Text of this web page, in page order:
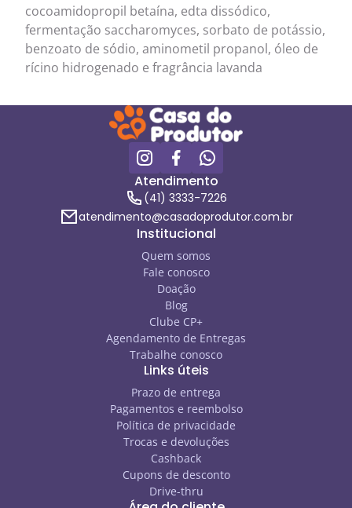
cocoamidopropil betaína, edta dissódico,
fermentação saccharomyces, sorbato de potássio,
benzoato de sódio, aminometil propanol, óleo de
rícino hidrogenado e fragrância lavanda
Atendimento
(41) 3333-7226
atendimento@casadoprodutor.com.br
Institucional
Quem somos
Fale conosco
Doação
Blog
Clube CP+
Agendamento de Entregas
Trabalhe conosco
Links úteis
Prazo de entrega
Pagamentos e reembolso
Política de privacidade
Trocas e devoluções
Cashback
Cupons de desconto
Drive-thru